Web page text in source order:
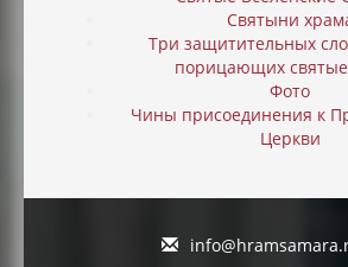
Святыни
Три защитительных
порицающих
Фото
Чины присоединения к
Церкви